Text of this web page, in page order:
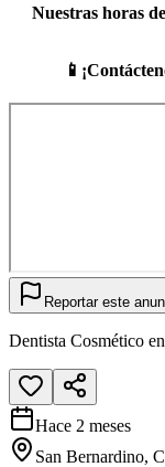
Nuestras horas
Reportar este
Dentista Cosmético
Hace 2 meses
San Bernardino,